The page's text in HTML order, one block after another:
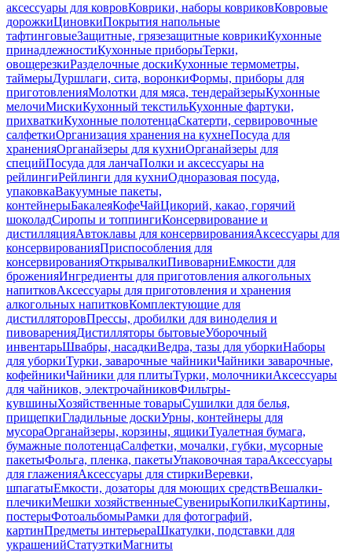
аксессуары для ковровКоврики, наборы ковриковКовровые
дорожкиЦиновкиПокрытия напольные
тафтинговыеЗащитные, грязезащитные коврикиКухонные
принадлежностиКухонные приборыТерки,
овощерезкиРазделочные доскиКухонные термометры,
таймерыДуршлаги, сита, воронкиФормы, приборы для
приготовленияМолотки для мяса, тендерайзерыКухонные
мелочиМискиКухонный текстильКухонные фартуки,
прихваткиКухонные полотенцаСкатерти, сервировочные
салфеткиОрганизация хранения на кухнеПосуда для
храненияОрганайзеры для кухниОрганайзеры для
специйПосуда для ланчаПолки и аксессуары на
рейлингиРейлинги для кухниОдноразовая посуда,
упаковкаВакуумные пакеты,
контейнерыБакалеяКофеЧайЦикорий, какао, горячий
шоколадСиропы и топпингиКонсервирование и
дистилляцияАвтоклавы для консервированияАксессуары для
консервированияПриспособления для
консервированияОткрывалкиПивоварниЕмкости для
броженияИнгредиенты для приготовления алкогольных
напитковАксессуары для приготовления и хранения
алкогольных напитковКомплектующие для
дистилляторовПрессы, дробилки для виноделия и
пивоваренияДистилляторы бытовыеУборочный
инвентарьШвабры, насадкиВедра, тазы для уборкиНаборы
для уборкиТурки, заварочные чайникиЧайники заварочные,
кофейникиЧайники для плитыТурки, молочникиАксессуары
для чайников, электрочайниковФильтры-
кувшиныХозяйственные товарыСушилки для белья,
прищепкиГладильные доскиУрны, контейнеры для
мусораОрганайзеры, корзины, ящикиТуалетная бумага,
бумажные полотенцаСалфетки, мочалки, губки, мусорные
пакетыФольга, пленка, пакетыУпаковочная тараАксессуары
для глаженияАксессуары для стиркиВеревки,
шпагатыЕмкости, дозаторы для моющих средствВешалки-
плечикиМешки хозяйственныеСувенирыКопилкиКартины,
постерыФотоальбомыРамки для фотографий,
картинПредметы интерьераШкатулки, подставки для
украшенийСтатуэткиМагниты